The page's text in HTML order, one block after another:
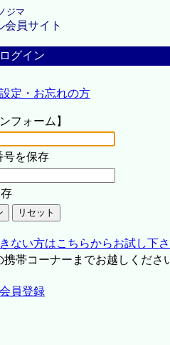
ジマ
会員サイト
グイン
定・お忘れの方
フォーム】
号を保存
ない方はこちらからお試し下
帯コーナーまでお越しくださ
員登録